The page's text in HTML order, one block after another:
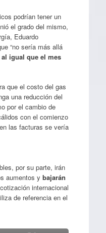
podrían tener un
el grado del mismo,
Eduardo
“no sería más allá
al igual que el mes
que el costo del gas
una reducción del
por el cambio de
con el comienzo
las facturas se vería
por su parte, irán
aumentos y bajarán
internacional
de referencia en el